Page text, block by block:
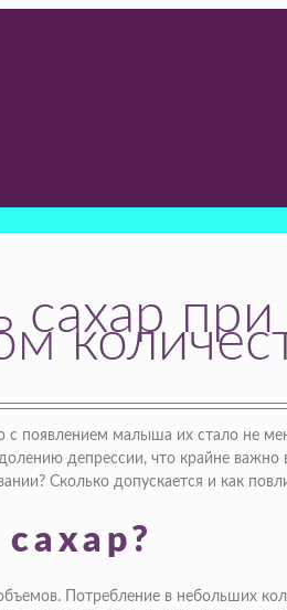
при
появлением малыша их стало не
депрессии, что крайне
Сколько допускается и как
Потребление в небольших